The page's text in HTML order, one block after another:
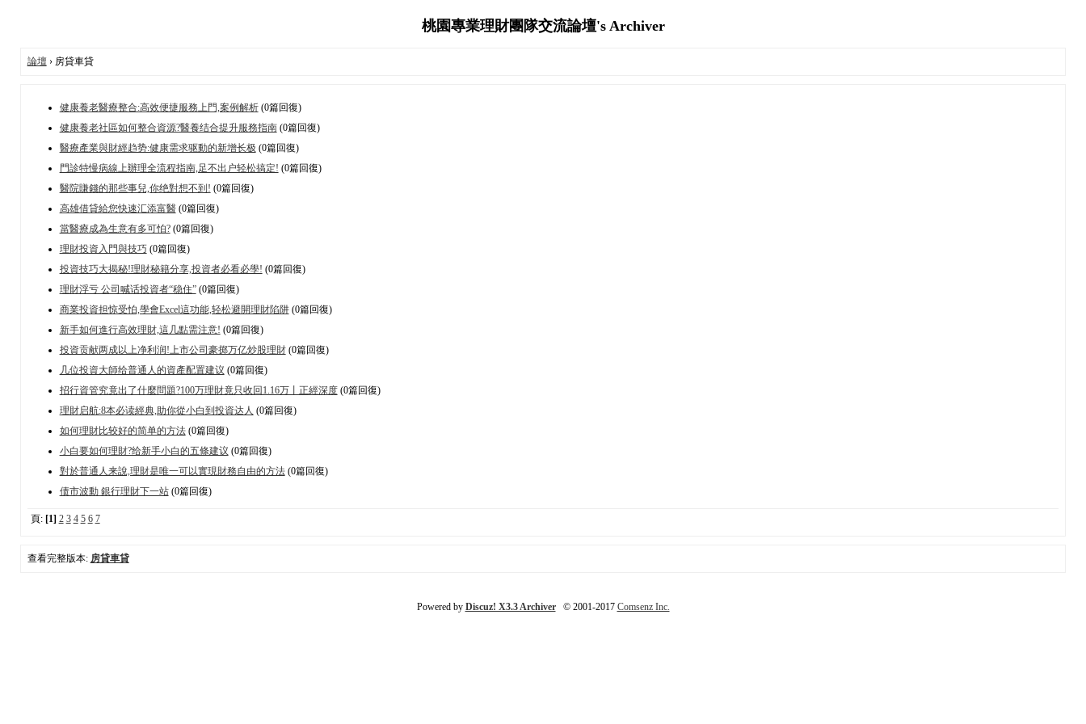
桃園專業理財團隊交流論壇's Archiver
論壇› 房貸車貸
健康養老醫療整合:高效便捷服務上門,案例解析(0篇回復)
健康養老社區如何整合資源?醫養结合提升服務指南(0篇回復)
醫療產業與財經趋势:健康需求驱動的新增长极 (0篇回復)
門診特慢病線上辦理全流程指南,足不出户轻松搞定! (0篇回復)
醫院賺錢的那些事兒,你绝對想不到! (0篇回復)
高雄借貸給您快速汇添富醫(0篇回復)
當醫療成為生意有多可怕?(0篇回復)
理財投資入門與技巧(0篇回復)
投資技巧大揭秘!理財秘籍分享,投資者必看必學! (0篇回復)
理財浮亏 公司喊话投資者“稳住”(0篇回復)
商業投資担惊受怕,學會Excel這功能,轻松避開理財陷阱(0篇回復)
新手如何進行高效理財,這几點需注意! (0篇回復)
投資贡献两成以上净利润!上市公司豪掷万亿炒股理財(0篇回復)
几位投資大師给普通人的資產配置建议 (0篇回復)
招行資管究竟出了什麼問題?100万理財竟只收回1.16万丨正經深度(0篇回復)
理財启航:8本必读經典,助你從小白到投資达人 (0篇回復)
如何理財比较好的简单的方法(0篇回復)
小白要如何理財?给新手小白的五條建议 (0篇回復)
對於普通人来說,理財是唯一可以實現財務自由的方法(0篇回復)
债市波動 銀行理財下一站(0篇回復)
頁: [1] 2 3 4 5 6 7
查看完整版本: 房貸車貸
Powered by Discuz! X3.3 Archiver© 2001-2017 Comsenz Inc.